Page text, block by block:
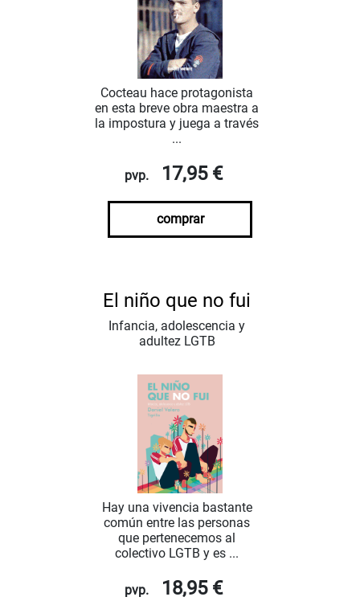
Cocteau hace protagonista
en esta breve obra maestra a
la impostura y juega a través
...
pvp. 17,95 €
comprar
El niño que no fui
Infancia, adolescencia y
adultez LGTB
Hay una vivencia bastante
común entre las personas
que pertenecemos al
colectivo LGTB y es ...
pvp. 18,95 €